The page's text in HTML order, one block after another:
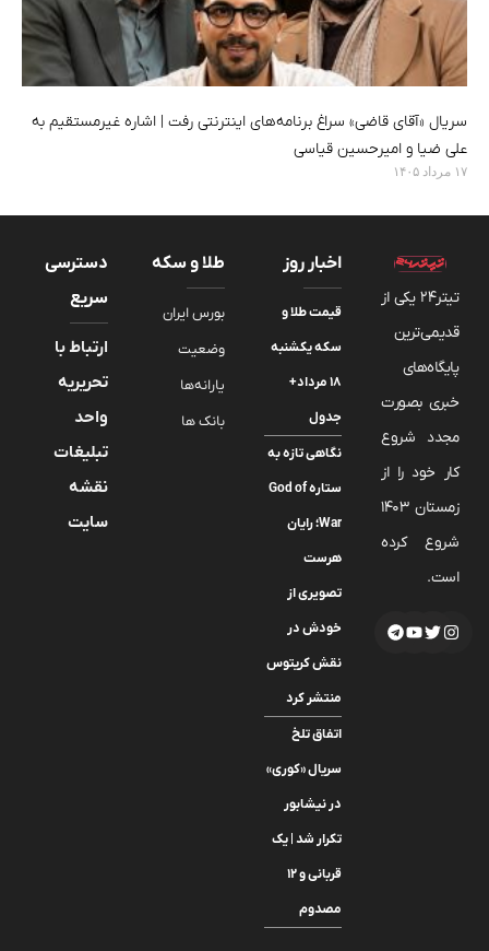
سریال «آقای قاضی» سراغ برنامه‌های اینترنتی رفت | اشاره غیرمستقیم به
علی ضیا و امیرحسین قیاسی
۱۷ مرداد ۱۴۰۵
تیتر24 یکی از
قدیمی‌ترین
پایگاه‌های
خبری بصورت
مجدد شروع
کار خود را از
زمستان 1403
شروع کرده
است.
اخبار روز
قیمت طلا و
سکه یکشنبه
۱۸ مرداد+
جدول
نگاهی تازه به
ستاره God of
War؛ رایان
هرست
تصویری از
خودش در
نقش کریتوس
منتشر کرد
اتفاق تلخ
سریال «کوری»
در نیشابور
تکرار شد | یک
قربانی و ۱۲
مصدوم
طلا و سکه
بورس ایران
وضعیت
یارانه‌ها
بانک ها
دسترسی
سریع
ارتباط با
تحریریه
واحد
تبلیغات
نقشه
سایت